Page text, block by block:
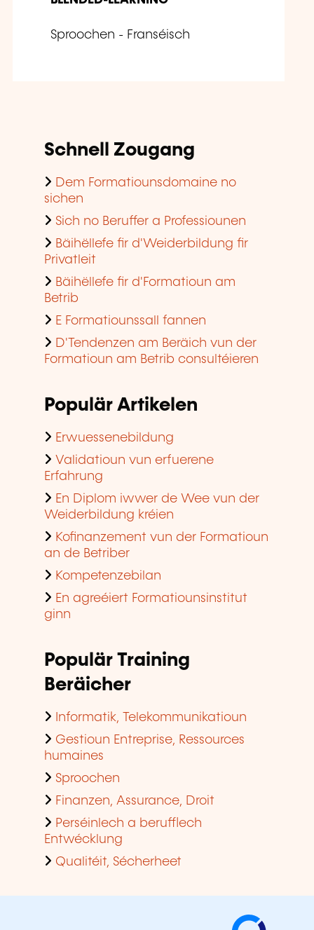
Sproochen - Franséisch
Schnell Zougang
Dem Formatiounsdomaine no
sichen
Sich no Beruffer a Professiounen
Bäihëllefe fir d'Weiderbildung fir
Privatleit
Bäihëllefe fir d'Formatioun am
Betrib
E Formatiounssall fannen
D'Tendenzen am Beräich vun der
Formatioun am Betrib consultéieren
Populär Artikelen
Erwuessenebildung
Validatioun vun erfuerene
Erfahrung
En Diplom iwwer de Wee vun der
Weiderbildung kréien
Kofinanzement vun der Formatioun
an de Betriber
Kompetenzebilan
En agreéiert Formatiounsinstitut
ginn
Populär Training
Beräicher
Informatik, Telekommunikatioun
Gestioun Entreprise, Ressources
humaines
Sproochen
Finanzen, Assurance, Droit
Perséinlech a berufflech
Entwécklung
Qualitéit, Sécherheet